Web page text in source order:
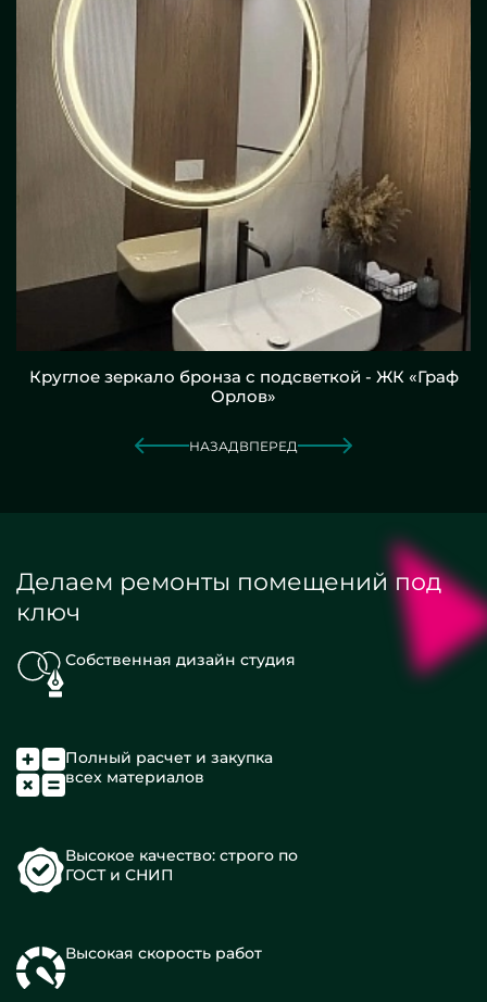
Круглое зеркало бронза с подсветкой - ЖК «Граф
Орлов»
НАЗАД ВПЕРЕД
Делаем ремонты помещений под
ключ
Собственная дизайн студия
Полный расчет и закупка
всех материалов
Высокое качество: строго по
ГОСТ и СНИП
Высокая скорость работ